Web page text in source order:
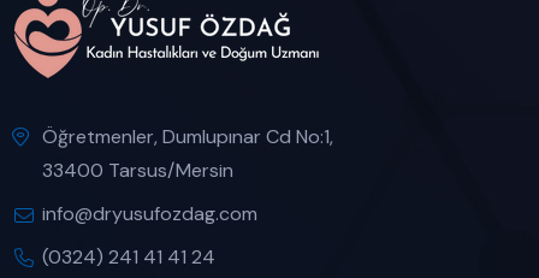
Öğretmenler, Dumlupınar Cd No:1,
33400 Tarsus/Mersin
info@dryusufozdag.com
(0324) 241 41 41 24